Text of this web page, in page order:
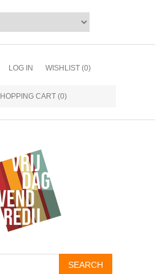
LOG IN WISHLIST (0)
CART (0)